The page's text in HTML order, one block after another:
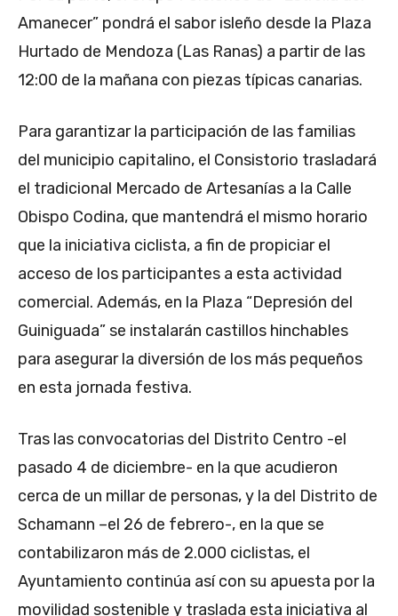
Amanecer” pondrá el sabor isleño desde la Plaza
Hurtado de Mendoza (Las Ranas) a partir de las
12:00 de la mañana con piezas típicas canarias.
Para garantizar la participación de las familias
del municipio capitalino, el Consistorio trasladará
el tradicional Mercado de Artesanías a la Calle
Obispo Codina, que mantendrá el mismo horario
que la iniciativa ciclista, a fin de propiciar el
acceso de los participantes a esta actividad
comercial. Además, en la Plaza “Depresión del
Guiniguada” se instalarán castillos hinchables
para asegurar la diversión de los más pequeños
en esta jornada festiva.
Tras las convocatorias del Distrito Centro -el
pasado 4 de diciembre- en la que acudieron
cerca de un millar de personas, y la del Distrito de
Schamann –el 26 de febrero-, en la que se
contabilizaron más de 2.000 ciclistas, el
Ayuntamiento continúa así con su apuesta por la
movilidad sostenible y traslada esta iniciativa al